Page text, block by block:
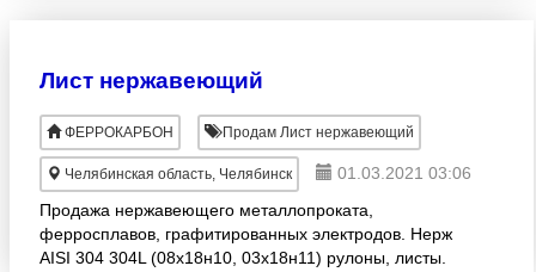
Лист нержавеющий
ФЕРРОКАРБОН Продам Лист нержавеющий
Челябинская область, Челябинск
01.03.2021 03:06
Продажа нержавеющего металлопроката,
ферросплавов, графитированных электродов. Нерж
AISI 304 304L (08х18н10, 03х18н11) рулоны, листы.